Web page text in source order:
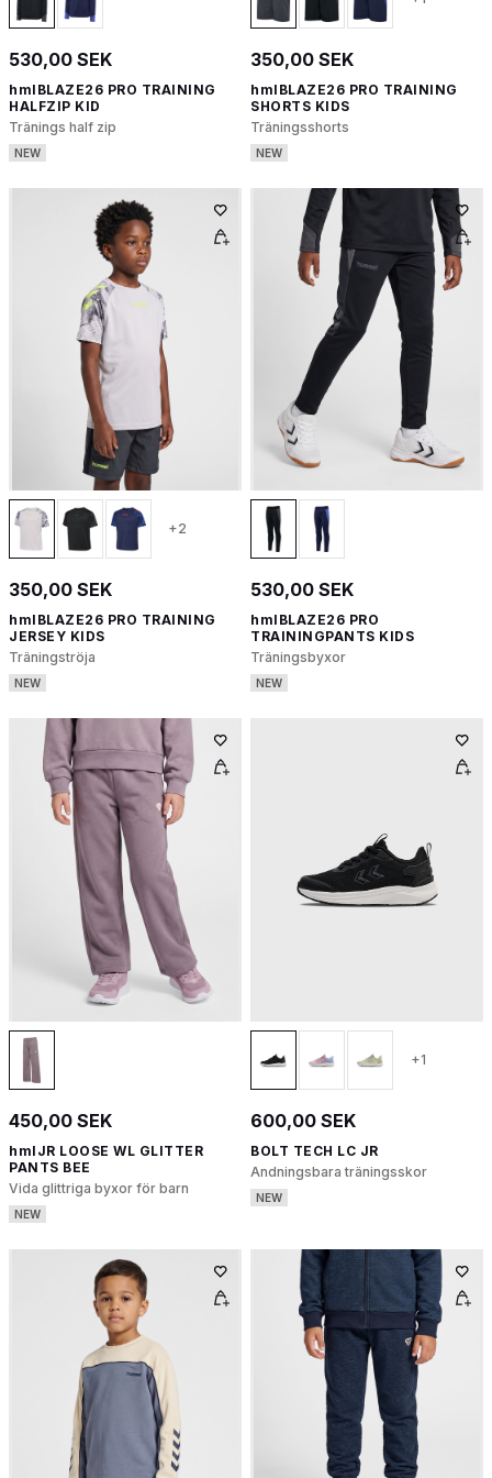
530,00 SEK
hmlBLAZE26 PRO TRAINING
HALFZIP KID
Tränings half zip
NEW
350,00 SEK
hmlBLAZE26 PRO TRAINING
SHORTS KIDS
Träningsshorts
NEW
+2
350,00 SEK
hmlBLAZE26 PRO TRAINING
JERSEY KIDS
Träningströja
NEW
530,00 SEK
hmlBLAZE26 PRO
TRAININGPANTS KIDS
Träningsbyxor
NEW
450,00 SEK
hmlJR LOOSE WL GLITTER
PANTS BEE
Vida glittriga byxor för barn
NEW
+1
600,00 SEK
BOLT TECH LC JR
Andningsbara träningsskor
NEW